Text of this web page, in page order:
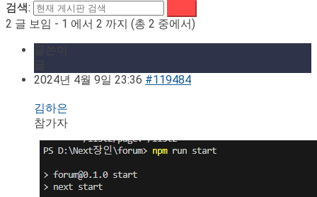
검색:
2 글 보임 - 1 에서 2 까지 (총 2 중에서)
2024년 4월 9일 23:36 #119484
김하은
참가자